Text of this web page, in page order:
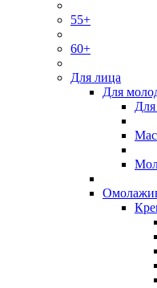
55+
60+
Для лица
Для